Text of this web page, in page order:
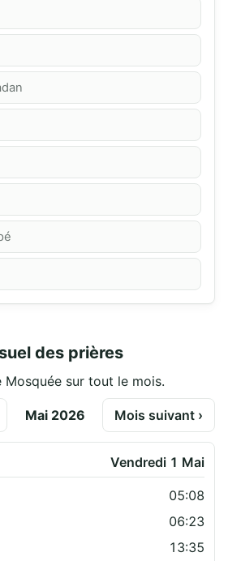
des prières
sur tout le mois.
Mai 2026 Mois suivant ›
Vendredi 1 Mai
05:08
06:23
13:35